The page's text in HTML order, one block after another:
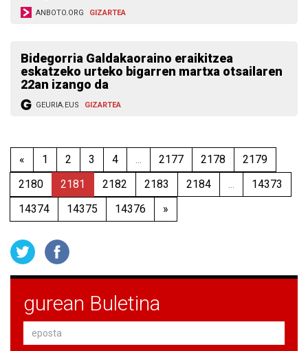
ANBOTO.ORG GIZARTEA
Bidegorria Galdakaoraino eraikitzea
eskatzeko urteko bigarren martxa otsailaren
22an izango da
GEURIA.EUS GIZARTEA
« 1 2 3 4 ... 2177 2178
2179
2180
2181 2182 2183 2184 ...
14373
14374
14375 14376 »
gurean Buletina